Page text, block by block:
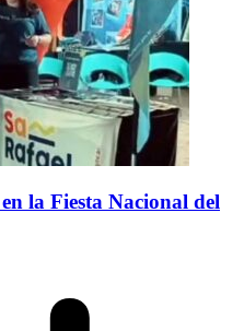
la Fiesta Nacional del